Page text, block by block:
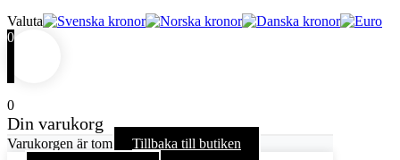
Valuta
0
0
Din varukorg
Varukorgen är tom Tillbaka till butiken